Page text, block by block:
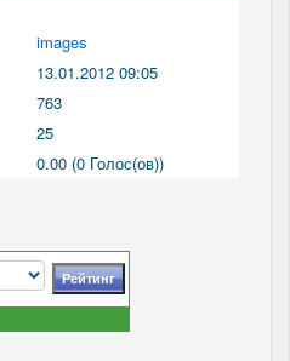
images
13.01.2012 09:05
763
25
0.00 (0 Голос(ов))